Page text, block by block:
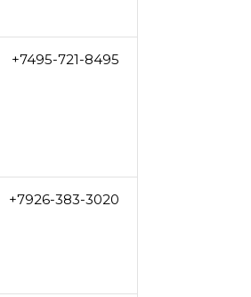
+7495-721-8495
+7926-383-3020